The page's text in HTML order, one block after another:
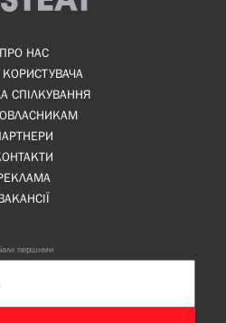
ПРО НАС
КОРИСТУВАЧА
СПІЛКУВАННЯ
першими